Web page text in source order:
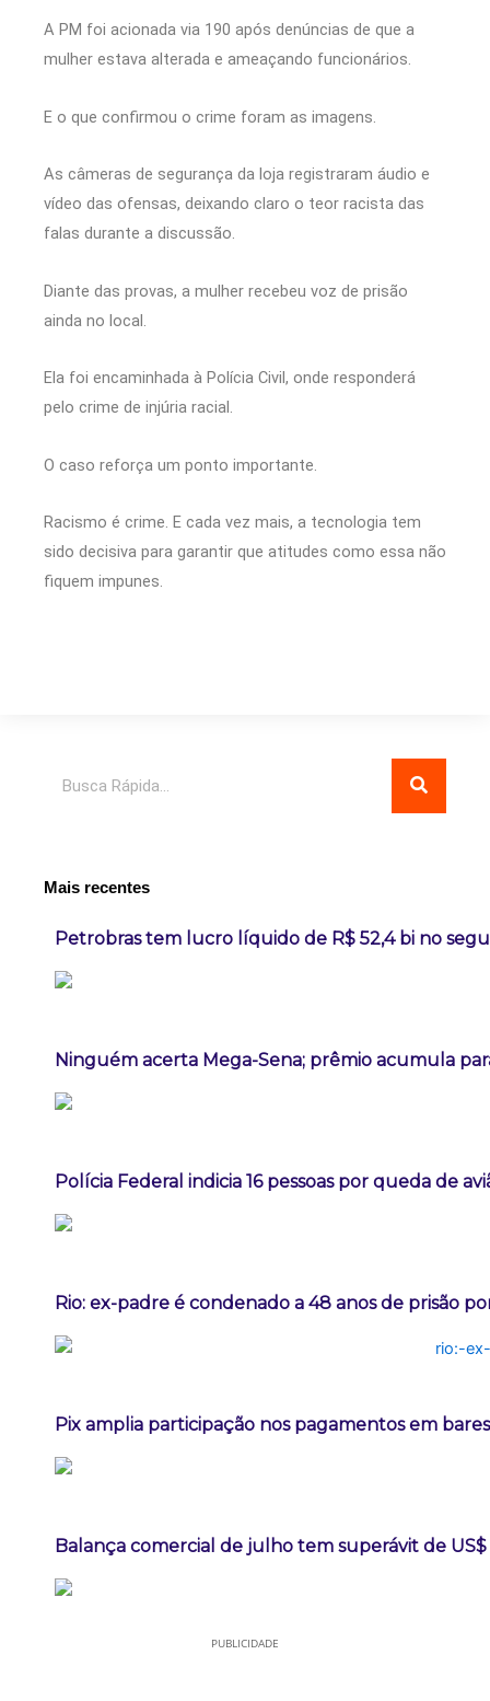
A PM foi acionada via 190 após denúncias de que a
mulher estava alterada e ameaçando funcionários.
E o que confirmou o crime foram as imagens.
As câmeras de segurança da loja registraram áudio e
vídeo das ofensas, deixando claro o teor racista das
falas durante a discussão.
Diante das provas, a mulher recebeu voz de prisão
ainda no local.
Ela foi encaminhada à Polícia Civil, onde responderá
pelo crime de injúria racial.
O caso reforça um ponto importante.
Racismo é crime. E cada vez mais, a tecnologia tem
sido decisiva para garantir que atitudes como essa não
fiquem impunes.
Mais recentes
Petrobras tem lucro líquido de R$ 52,4 bi no
Ninguém acerta Mega-Sena; prêmio acumula
Polícia Federal indicia 16 pessoas por queda de
Rio: ex-padre é condenado a 48 anos de prisão
Pix amplia participação nos pagamentos em
Balança comercial de julho tem superávit de
PUBLICIDADE